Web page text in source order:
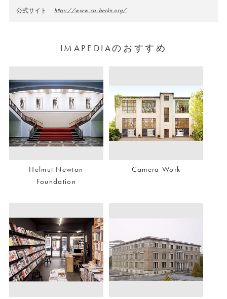
公式サイト https://www.co-berlin.org/
IMAPEDIAのおすすめ
Helmut Newton
Foundation
Camera Work